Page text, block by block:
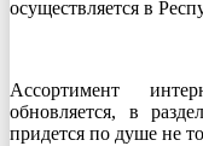
осуществляется в
Ассортимент
обновляется, в
придется по душе не